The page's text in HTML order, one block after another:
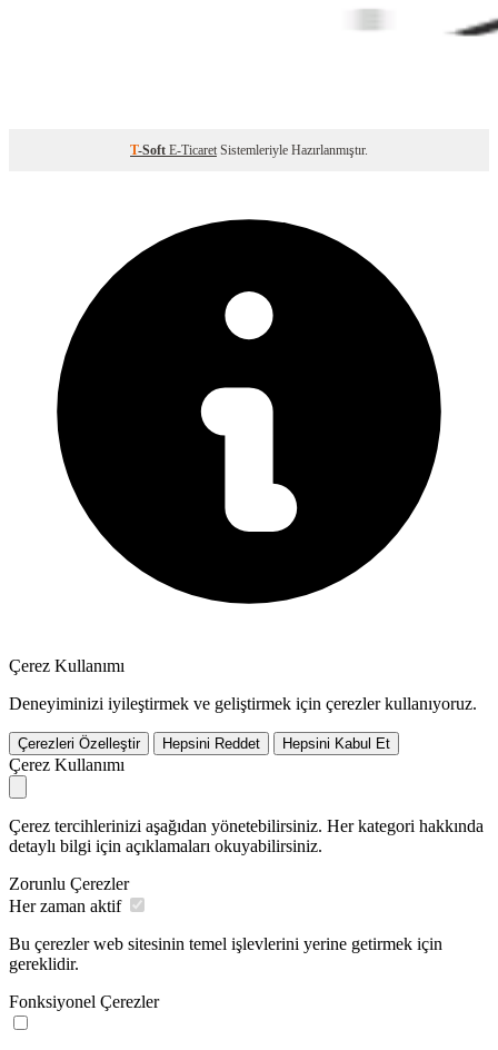
T-Soft E-Ticaret Sistemleriyle Hazırlanmıştır.
Çerez Kullanımı
Deneyiminizi iyileştirmek ve geliştirmek için çerezler kullanıyoruz.
Çerezleri Özelleştir Hepsini Reddet Hepsini Kabul Et
Çerez Kullanımı
Çerez tercihlerinizi aşağıdan yönetebilirsiniz. Her kategori hakkında
detaylı bilgi için açıklamaları okuyabilirsiniz.
Zorunlu Çerezler
Her zaman aktif
Bu çerezler web sitesinin temel işlevlerini yerine getirmek için
gereklidir.
Fonksiyonel Çerezler